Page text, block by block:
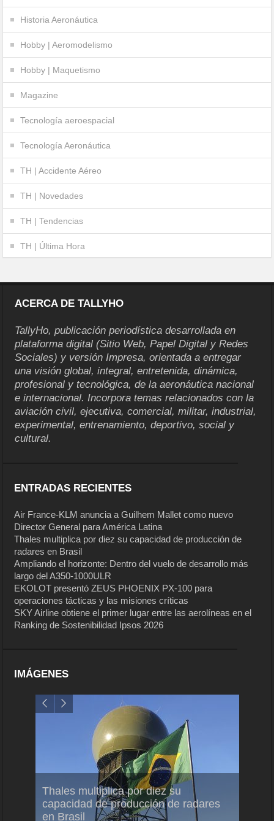
Historia Aeronáutica
Hobby | Aeromodelismo
Hobby | Maquetismo
Magazine
Tecnología aeroespacial
Tecnología Aeronáutica
TH | Accidente Aéreo
TH | Novedades
TH | Tendencias
TH | Última Hora
ACERCA DE TALLYHO
TallyHo, publicación periodística desarrollada en
plataforma digital (Sitio Web, Papel Digital y Redes
Sociales) y versión Impresa, orientada a entregar
una visión global, integral, entretenida, dinámica,
profesional y tecnológica, de la aeronáutica nacional
e internacional. Incorpora temas relacionados con la
aviación civil, ejecutiva, comercial, militar, industrial,
experimental, entrenamiento, deportivo, social y
cultural.
ENTRADAS RECIENTES
Air France-KLM anuncia a Guilhem Mallet como nuevo
Director General para América Latina
Thales multiplica por diez su capacidad de producción de
radares en Brasil
Ampliando el horizonte: Dentro del vuelo de desarrollo más
largo del A350-1000ULR
EKOLOT presentó ZEUS PHOENIX PX-100 para
operaciones tácticas y las misiones críticas
SKY Airline obtiene el primer lugar entre las aerolíneas en el
Ranking de Sostenibilidad Ipsos 2026
IMÁGENES
Thales multiplica por diez su
capacidad de producción de radares
en Brasil